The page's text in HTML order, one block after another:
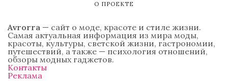
О ПРОЕКТЕ
Avrorra — сайт о моде, красоте и стиле жизни.
Самая актуальная информация из мира моды,
красоты, культуры, светской жизни, гастрономии,
путешествий, а также — психология отношений,
обзоры модных гаджетов.
Контакты
Реклама